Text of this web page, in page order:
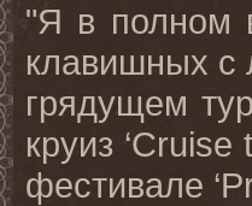
"Я в полном
клавишных с
грядущем
круиз ‘Cruise
фестивале